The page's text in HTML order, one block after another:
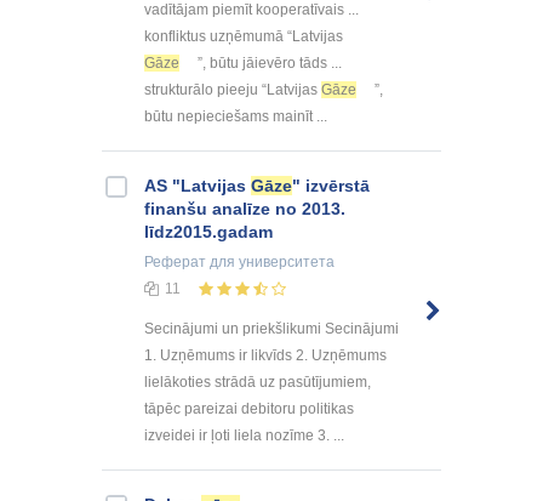
vadītājam piemīt kooperatīvais ...
konfliktus uzņēmumā “Latvijas
Gāze
”, būtu jāievēro tāds ...
strukturālo pieeju “Latvijas Gāze
”,
būtu nepieciešams mainīt ...
AS "Latvijas Gāze" izvērstā
finanšu analīze no 2013.
līdz2015.gadam
Реферат для университета
11
Secinājumi un priekšlikumi Secinājumi
1. Uzņēmums ir likvīds 2. Uzņēmums
lielākoties strādā uz pasūtījumiem,
tāpēc pareizai debitoru politikas
izveidei ir ļoti liela nozīme 3. ...